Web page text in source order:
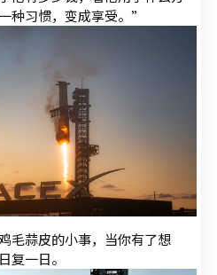
种习惯，变成享受。”
毛蒜皮的小事，当你有了想
复一日。